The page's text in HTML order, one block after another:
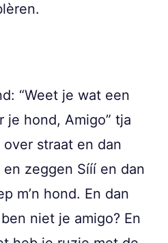
“Weet je wat een
je hond, Amigo” tja
straat en dan
zeggen Sííí en dan
m’n hond. En dan
niet je amigo? En